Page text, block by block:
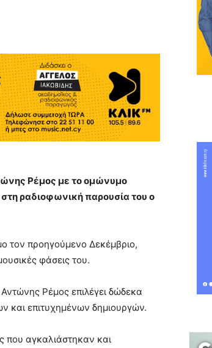
Ρέμος με το ομώνυμο
στη ραδιοφωνική παρουσία του ο
τον προηγούμενο Δεκέμβριο,
φάσεις του.
Ρέμος επιλέγει δώδεκα
και επιτυχημένων δημιουργών.
που αγκαλιάστηκαν και